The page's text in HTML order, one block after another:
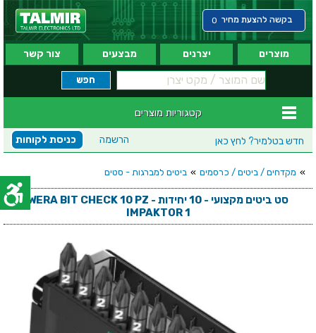
בקשה להצעת מחיר 0
מוצרים יצרנים מבצעים צור קשר
קטגוריות מוצרים
חדש בטלמיר? לחץ כאן כניסת לקוחות הרשמה
» מקדחים / ביטים / כרסמים » ביטים למברגות - סטים
סט ביטים מקצועי - 10 יחידות - WERA BIT CHECK 10 PZ
IMPAKTOR 1